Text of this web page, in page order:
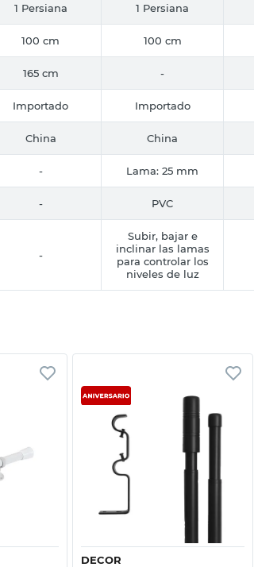
1 Persiana 1 Persiana
100 cm 100 cm
165 cm -
Importado Importado
China China
- Lama: 25 mm
- PVC
-
Subir, bajar e
inclinar las lamas
para controlar los
niveles de luz
DECOR